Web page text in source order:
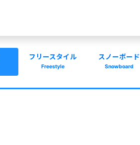
フリースタイル
Freestyle
スノーボード
Snowboard